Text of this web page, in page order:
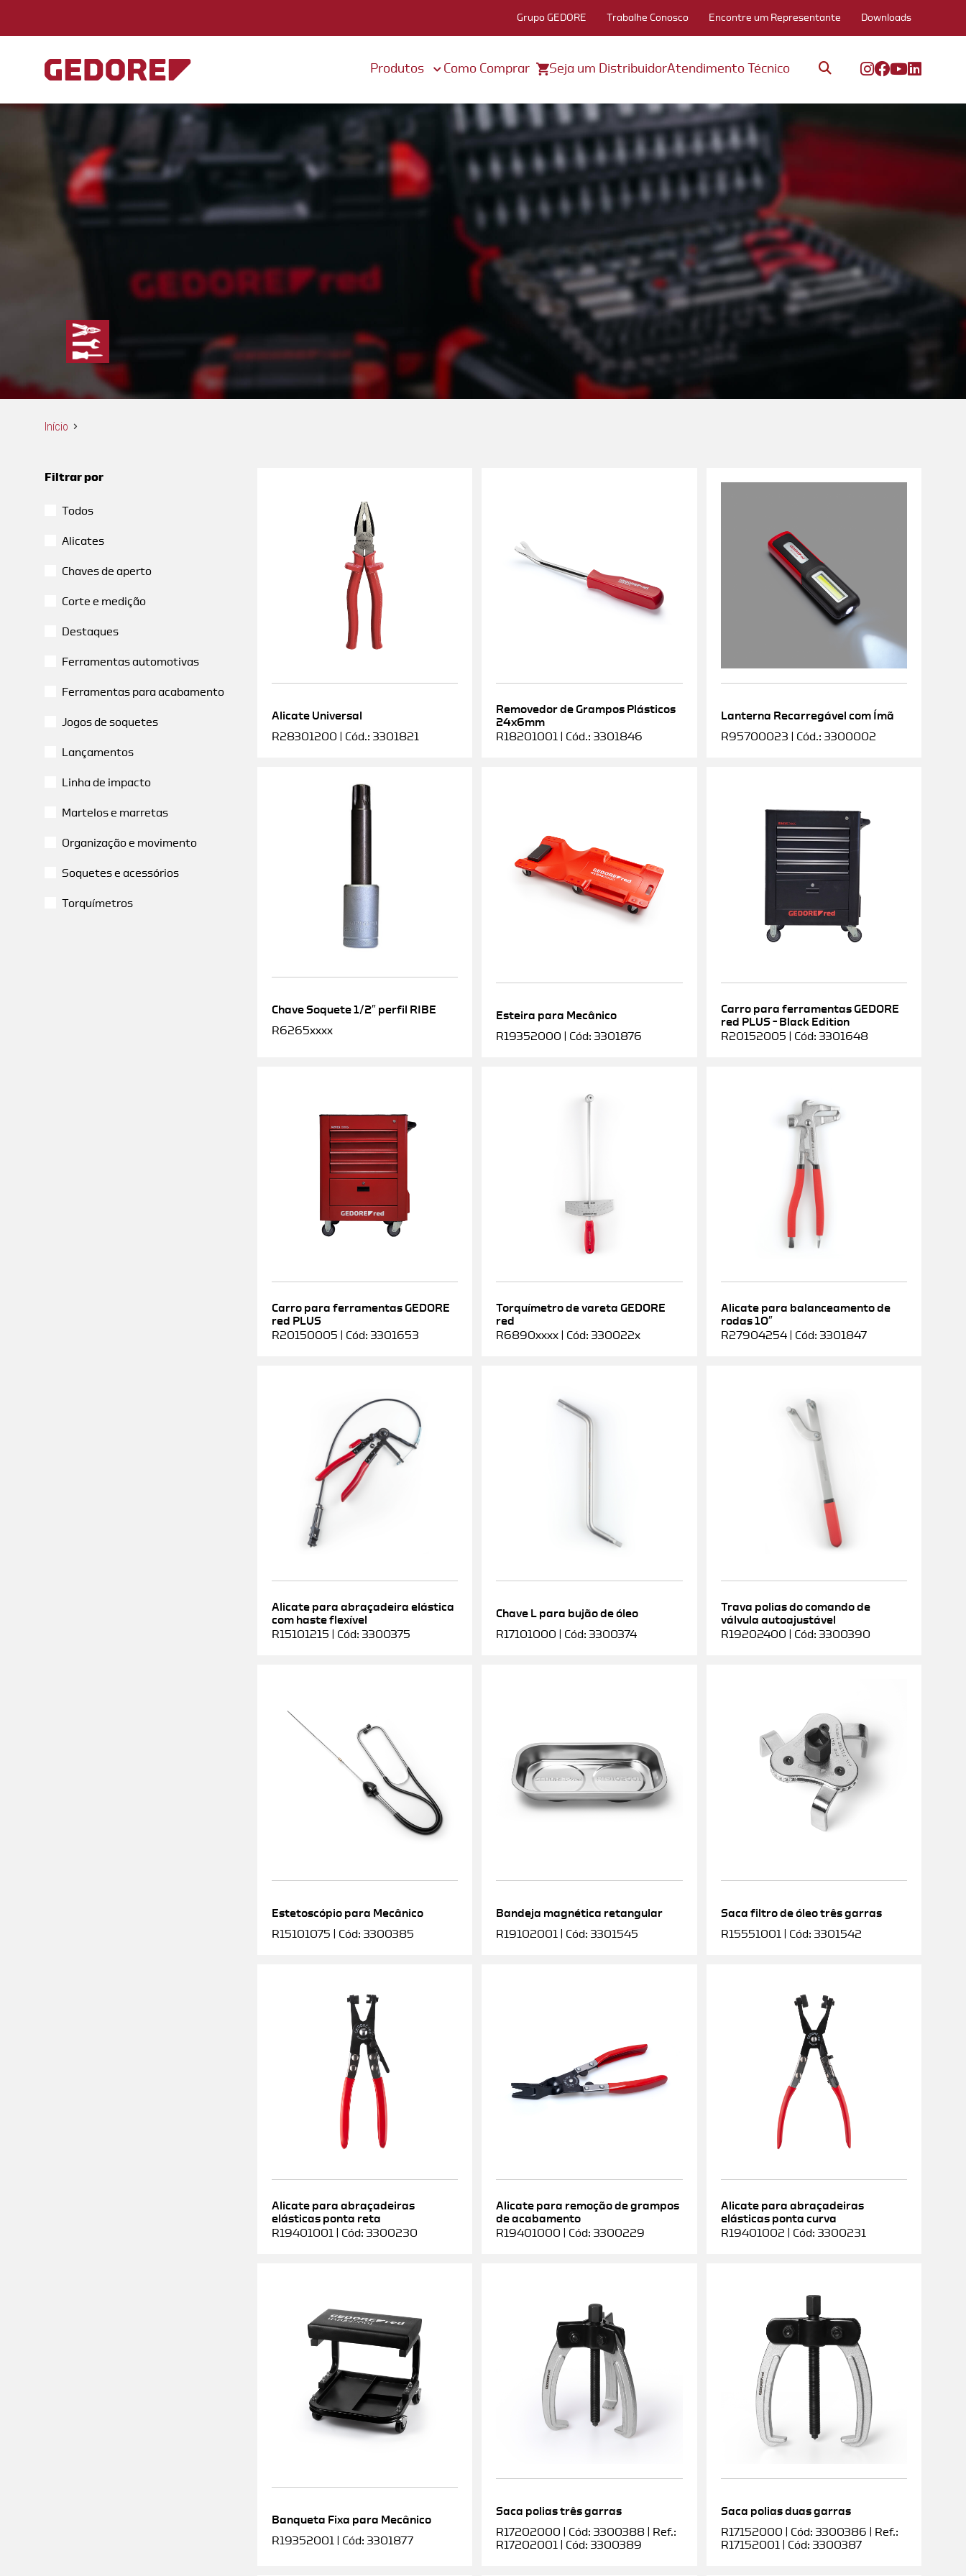
Grupo GEDORE Trabalhe Conosco Encontre um Representante Downloads
Produtos Como Comprar Seja um DistribuidorAtendimento Técnico
Início
Filtrar por
Todos
Alicates
Chaves de aperto
Corte e medição
Destaques
Ferramentas automotivas
Ferramentas para acabamento
Jogos de soquetes
Lançamentos
Linha de impacto
Martelos e marretas
Organização e movimento
Soquetes e acessórios
Torquímetros
Alicate Universal
R28301200 | Cód.: 3301821
Removedor de Grampos Plásticos
24x6mm
R18201001 | Cód.: 3301846
Lanterna Recarregável com Ímã
R95700023 | Cód.: 3300002
Chave Soquete 1/2″ perfil RIBE
R6265xxxx
Esteira para Mecânico
R19352000 | Cód: 3301876
Carro para ferramentas GEDORE
red PLUS – Black Edition
R20152005 | Cód: 3301648
Carro para ferramentas GEDORE
red PLUS
R20150005 | Cód: 3301653
Torquímetro de vareta GEDORE
red
R6890xxxx | Cód: 330022x
Alicate para balanceamento de
rodas 10″
R27904254 | Cód: 3301847
Alicate para abraçadeira elástica
com haste flexível
R15101215 | Cód: 3300375
Chave L para bujão de óleo
R17101000 | Cód: 3300374
Trava polias do comando de
válvula autoajustável
R19202400 | Cód: 3300390
Estetoscópio para Mecânico
R15101075 | Cód: 3300385
Bandeja magnética retangular
R19102001 | Cód: 3301545
Saca filtro de óleo três garras
R15551001 | Cód: 3301542
Alicate para abraçadeiras
elásticas ponta reta
R19401001 | Cód: 3300230
Alicate para remoção de grampos
de acabamento
R19401000 | Cód: 3300229
Alicate para abraçadeiras
elásticas ponta curva
R19401002 | Cód: 3300231
Banqueta Fixa para Mecânico
R19352001 | Cód: 3301877
Saca polias três garras
R17202000 | Cód: 3300388 | Ref.:
R17202001 | Cód: 3300389
Saca polias duas garras
R17152000 | Cód: 3300386 | Ref.:
R17152001 | Cód: 3300387